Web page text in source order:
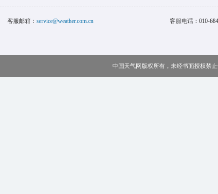
客服邮箱： service@weather.com.cn 客服电话： 010-
中国天气网版权所有，未经书面授权